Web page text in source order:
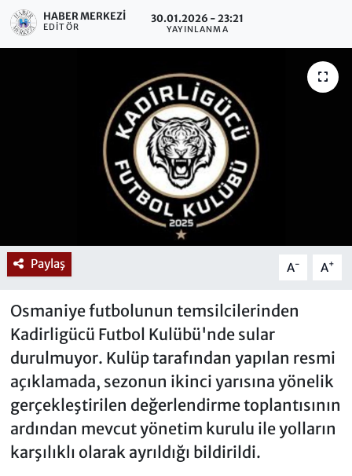
HABER MERKEZI
EDITÖR
30.01.2026 - 23:21
YAYINLANMA
Paylaş A- A+
Osmaniye futbolunun temsilcilerinden
Kadirligücü Futbol Kulübü'nde sular
durulmuyor. Kulüp tarafından yapılan resmi
açıklamada, sezonun ikinci yarısına yönelik
gerçekleştirilen değerlendirme toplantısının
ardından mevcut yönetim kurulu ile yolların
karşılıklı olarak ayrıldığı bildirildi.